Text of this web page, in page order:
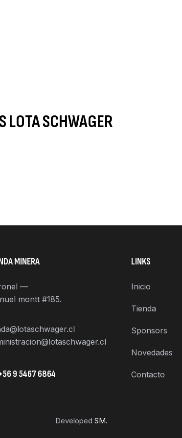
LOTA SCHWAGER
MINERA
—
montt #185.
9 5467 6864
LINKS
Inicio
Tienda
Sponsors
Novedades
Contacto
Developed SM.